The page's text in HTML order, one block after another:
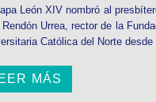
León XIV nombró al
Rendón Urrea, rector de la
Católica del Norte desde
MÁS